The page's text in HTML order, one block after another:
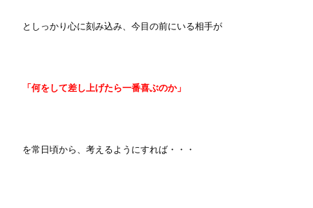
としっかり心に刻み込み、今目の前にいる相手が
「何をして差し上げたら一番喜ぶのか」
を常日頃から、考えるようにすれば・・・